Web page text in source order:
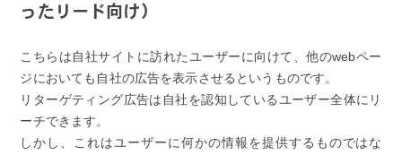
ったリード向け）
こちらは自社サイトに訪れたユーザーに向けて、他のwebペー
ジにおいても自社の広告を表示させるというものです。
リターゲティング広告は自社を認知しているユーザー全体にリ
ーチできます。
しかし、これはユーザーに何かの情報を提供するものではな